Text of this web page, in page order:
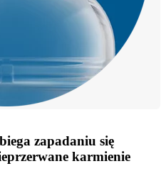
zapadaniu się
karmienie